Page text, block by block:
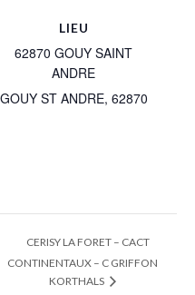
LIEU
62870 GOUY SAINT
ANDRE
GOUY ST ANDRE, 62870
CERISY LA FORET – CACT
CONTINENTAUX – C GRIFFON
KORTHALS